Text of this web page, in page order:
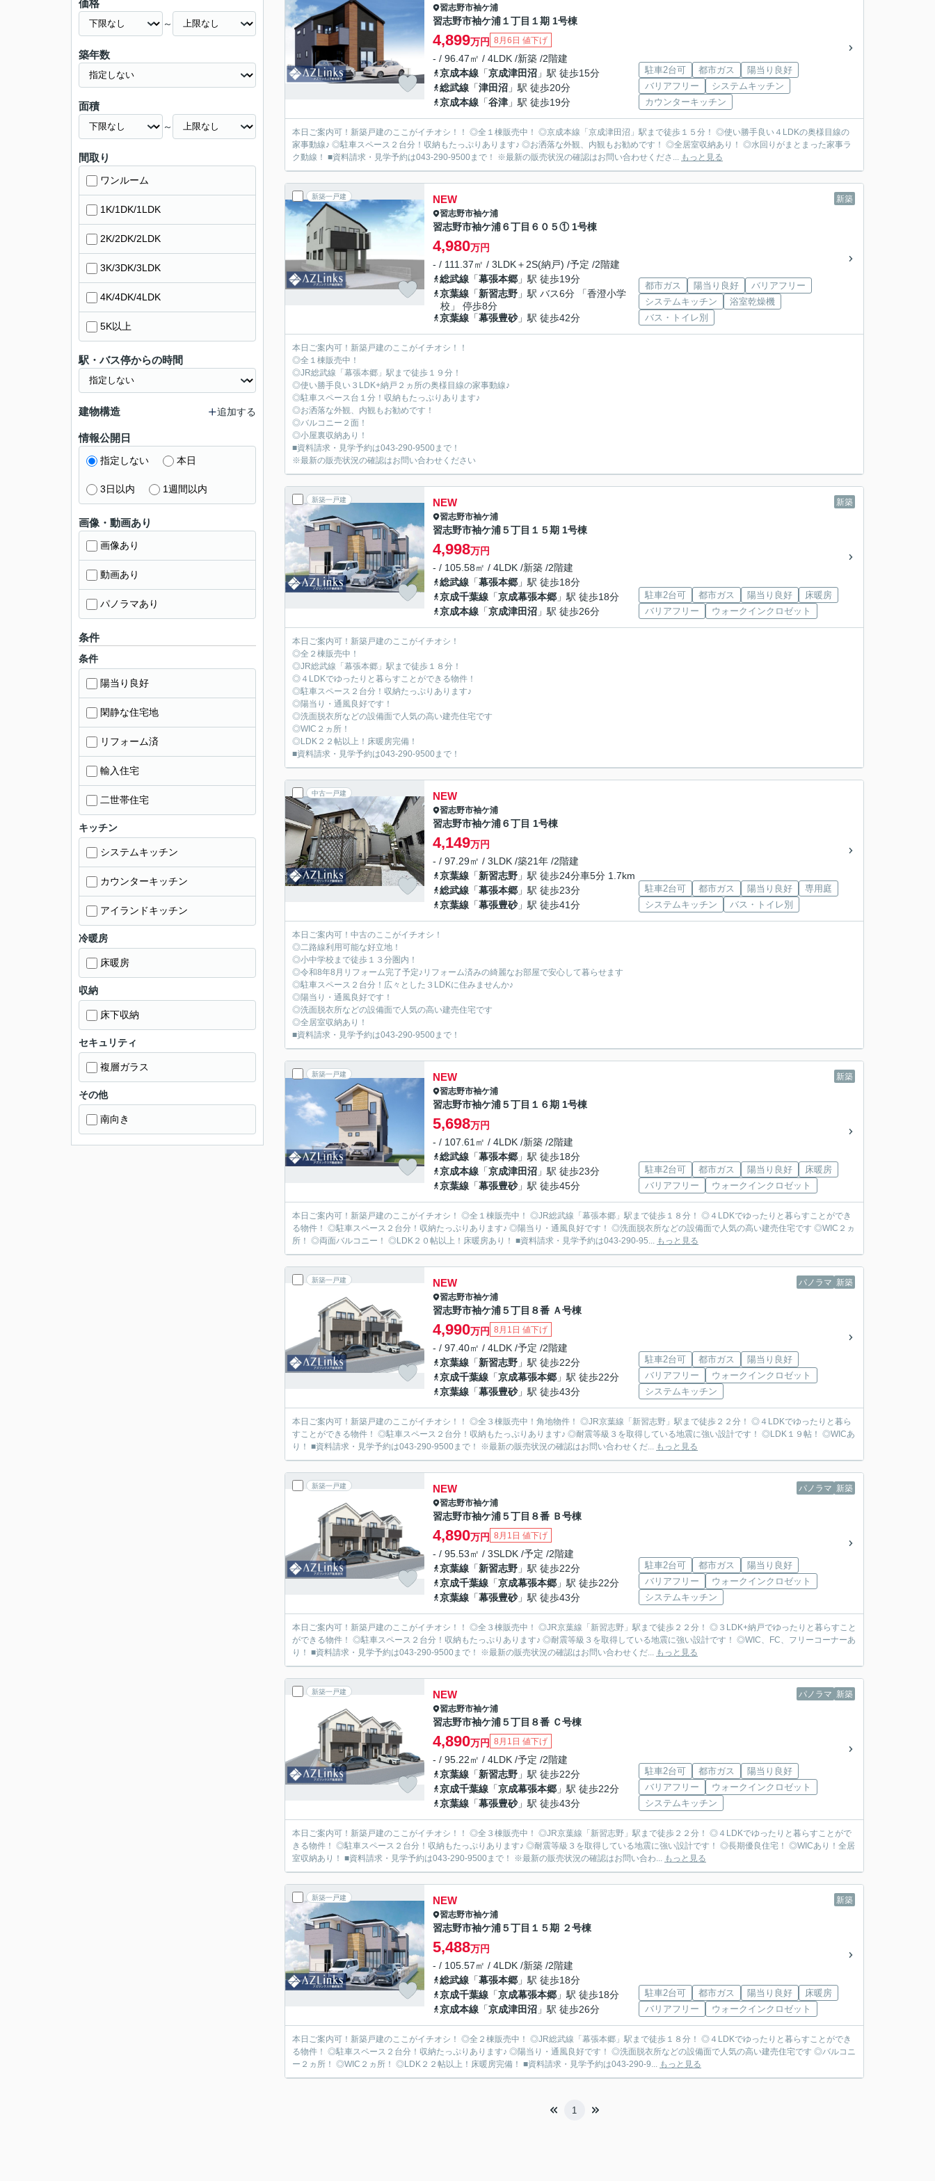
習志野市袖ケ浦
習志野市袖ケ浦１丁目１期 1号棟
4,899万円 8月6日 値下げ
- / 96.47㎡ / 4LDK /新築 /2階建
京成本線 「京成津田沼 」駅 徒歩15分
総武線 「津田沼 」駅 徒歩20分
京成本線 「谷津 」駅 徒歩19分
駐車2台可 都市ガス
陽当り良好
バリアフリー
システムキッチン
カウンターキッチン
本日ご案内可！新築戸建のここがイチオシ！！ ◎全１棟販売中！ ◎京成本線「京成津田沼」駅まで徒歩１５分！ ◎使い勝手良い４LDKの奥様目線の
家事動線♪ ◎駐車スペース２台分！収納もたっぷりあります♪ ◎お洒落な外観、内観もお勧めです！ ◎全居室収納あり！ ◎水回りがまとまった家事ラ
ク動線！ ■資料請求・見学予約は043-290-9500まで！ ※最新の販売状況の確認はお問い合わせくださ... もっと見る
新築一戸建 新築
NEW
習志野市袖ケ浦
習志野市袖ケ浦６丁目６０５① 1号棟
4,980万円
- / 111.37㎡ / 3LDK＋2S(納戸) /予定 /2階建
総武線 「幕張本郷 」駅 徒歩19分
京葉線 「新習志野 」駅 バス6分 「香澄小学
校」 停歩8分
京葉線 「幕張豊砂」駅 徒歩42分
都市ガス 陽当り良好
バリアフリー
システムキッチン
浴室乾燥機
バス・トイレ別
本日ご案内可！新築戸建のここがイチオシ！！
◎全１棟販売中！
◎JR総武線「幕張本郷」駅まで徒歩１９分！
◎使い勝手良い３LDK+納戸２ヵ所の奥様目線の家事動線♪
◎駐車スペース台１分！収納もたっぷりあります♪
◎お洒落な外観、内観もお勧めです！
◎バルコニー２面！
◎小屋裏収納あり！
■資料請求・見学予約は043-290-9500まで！
※最新の販売状況の確認はお問い合わせください
新築一戸建 新築
NEW
習志野市袖ケ浦
習志野市袖ケ浦５丁目１５期 1号棟
4,998万円
- / 105.58㎡ / 4LDK /新築 /2階建
総武線 「幕張本郷 」駅 徒歩18分
京成千葉線 「京成幕張本郷 」駅 徒歩18分
京成本線 「京成津田沼 」駅 徒歩26分
駐車2台可 都市ガス 陽当り良好
床暖房
バリアフリー
ウォークインクロゼット
本日ご案内可！新築戸建のここがイチオシ！
◎全２棟販売中！
◎JR総武線「幕張本郷」駅まで徒歩１８分！
◎４LDKでゆったりと暮らすことができる物件！
◎駐車スペース２台分！収納たっぷりあります♪
◎陽当り・通風良好です！
◎洗面脱衣所などの設備面で人気の高い建売住宅です
◎WIC２ヵ所！
◎LDK２２帖以上！床暖房完備！
■資料請求・見学予約は043-290-9500まで！
中古一戸建 NEW
習志野市袖ケ浦
習志野市袖ケ浦６丁目 1号棟
4,149万円
- / 97.29㎡ / 3LDK /築21年 /2階建
京葉線 「新習志野 」駅 徒歩24分車5分 1.7km
総武線 「幕張本郷 」駅 徒歩23分
京葉線 「幕張豊砂」駅 徒歩41分
駐車2台可 都市ガス 陽当り良好
専用庭
システムキッチン
バス・トイレ別
本日ご案内可！中古のここがイチオシ！
◎二路線利用可能な好立地！
◎小中学校まで徒歩１３分圏内！
◎令和8年8月リフォーム完了予定♪リフォーム済みの綺麗なお部屋で安心して暮らせます
◎駐車スペース２台分！広々とした３LDKに住みませんか♪
◎陽当り・通風良好です！
◎洗面脱衣所などの設備面で人気の高い建売住宅です
◎全居室収納あり！
■資料請求・見学予約は043-290-9500まで！
新築一戸建 新築
NEW
習志野市袖ケ浦
習志野市袖ケ浦５丁目１６期 1号棟
5,698万円
- / 107.61㎡ / 4LDK /新築 /2階建
総武線 「幕張本郷 」駅 徒歩18分
京成本線 「京成津田沼 」駅 徒歩23分
京葉線 「幕張豊砂」駅 徒歩45分
駐車2台可 都市ガス 陽当り良好
床暖房
バリアフリー
ウォークインクロゼット
本日ご案内可！新築戸建のここがイチオシ！ ◎全１棟販売中！ ◎JR総武線「幕張本郷」駅まで徒歩１８分！ ◎４LDKでゆったりと暮らすことができ
る物件！ ◎駐車スペース２台分！収納たっぷりあります♪ ◎陽当り・通風良好です！ ◎洗面脱衣所などの設備面で人気の高い建売住宅です ◎WIC２ヵ
所！ ◎両面バルコニー！ ◎LDK２０帖以上！床暖房あり！ ■資料請求・見学予約は043-290-95... もっと見る
新築一戸建 パノラマ 新築
NEW
習志野市袖ケ浦
習志野市袖ケ浦５丁目８番 Ａ号棟
4,990万円 8月1日 値下げ
- / 97.40㎡ / 4LDK /予定 /2階建
京葉線 「新習志野 」駅 徒歩22分
京成千葉線 「京成幕張本郷 」駅 徒歩22分
京葉線 「幕張豊砂」駅 徒歩43分
駐車2台可 都市ガス
陽当り良好
バリアフリー
ウォークインクロゼット
システムキッチン
本日ご案内可！新築戸建のここがイチオシ！！ ◎全３棟販売中！角地物件！ ◎JR京葉線「新習志野」駅まで徒歩２２分！ ◎４LDKでゆったりと暮ら
すことができる物件！ ◎駐車スペース２台分！収納もたっぷりあります♪ ◎耐震等級３を取得している地震に強い設計です！ ◎LDK１９帖！ ◎WICあ
り！ ■資料請求・見学予約は043-290-9500まで！ ※最新の販売状況の確認はお問い合わせくだ... もっと見る
新築一戸建 パノラマ 新築
NEW
習志野市袖ケ浦
習志野市袖ケ浦５丁目８番 Ｂ号棟
4,890万円 8月1日 値下げ
- / 95.53㎡ / 3SLDK /予定 /2階建
京葉線 「新習志野 」駅 徒歩22分
京成千葉線 「京成幕張本郷 」駅 徒歩22分
京葉線 「幕張豊砂」駅 徒歩43分
駐車2台可 都市ガス
陽当り良好
バリアフリー
ウォークインクロゼット
システムキッチン
本日ご案内可！新築戸建のここがイチオシ！！ ◎全３棟販売中！ ◎JR京葉線「新習志野」駅まで徒歩２２分！ ◎３LDK+納戸でゆったりと暮らすこと
ができる物件！ ◎駐車スペース２台分！収納もたっぷりあります♪ ◎耐震等級３を取得している地震に強い設計です！ ◎WIC、FC、フリーコーナーあ
り！ ■資料請求・見学予約は043-290-9500まで！ ※最新の販売状況の確認はお問い合わせくだ... もっと見る
新築一戸建 パノラマ 新築
NEW
習志野市袖ケ浦
習志野市袖ケ浦５丁目８番 Ｃ号棟
4,890万円 8月1日 値下げ
- / 95.22㎡ / 4LDK /予定 /2階建
京葉線 「新習志野 」駅 徒歩22分
京成千葉線 「京成幕張本郷 」駅 徒歩22分
京葉線 「幕張豊砂」駅 徒歩43分
駐車2台可 都市ガス
陽当り良好
バリアフリー
ウォークインクロゼット
システムキッチン
本日ご案内可！新築戸建のここがイチオシ！！ ◎全３棟販売中！ ◎JR京葉線「新習志野」駅まで徒歩２２分！ ◎４LDKでゆったりと暮らすことがで
きる物件！ ◎駐車スペース２台分！収納もたっぷりあります♪ ◎耐震等級３を取得している地震に強い設計です！ ◎長期優良住宅！ ◎WICあり！全居
室収納あり！ ■資料請求・見学予約は043-290-9500まで！ ※最新の販売状況の確認はお問い合わ... もっと見る
新築一戸建 新築
NEW
習志野市袖ケ浦
習志野市袖ケ浦５丁目１５期 ２号棟
5,488万円
- / 105.57㎡ / 4LDK /新築 /2階建
総武線 「幕張本郷 」駅 徒歩18分
京成千葉線 「京成幕張本郷 」駅 徒歩18分
京成本線 「京成津田沼 」駅 徒歩26分
駐車2台可 都市ガス 陽当り良好
床暖房
バリアフリー
ウォークインクロゼット
本日ご案内可！新築戸建のここがイチオシ！ ◎全２棟販売中！ ◎JR総武線「幕張本郷」駅まで徒歩１８分！ ◎４LDKでゆったりと暮らすことができ
る物件！ ◎駐車スペース２台分！収納たっぷりあります♪ ◎陽当り・通風良好です！ ◎洗面脱衣所などの設備面で人気の高い建売住宅です ◎バルコニ
ー２ヵ所！ ◎WIC２ヵ所！ ◎LDK２２帖以上！床暖房完備！ ■資料請求・見学予約は043-290-9... もっと見る
1
価格
～
築年数
面積
～
間取り
ワンルーム
1K/1DK/1LDK
2K/2DK/2LDK
3K/3DK/3LDK
4K/4DK/4LDK
5K以上
駅・バス停からの時間
建物構造 追加する
情報公開日
指定しない 本日
3日以内 1週間以内
画像・動画あり
画像あり
動画あり
パノラマあり
条件
条件
陽当り良好
閑静な住宅地
リフォーム済
輸入住宅
二世帯住宅
キッチン
システムキッチン
カウンターキッチン
アイランドキッチン
冷暖房
床暖房
収納
床下収納
セキュリティ
複層ガラス
その他
南向き